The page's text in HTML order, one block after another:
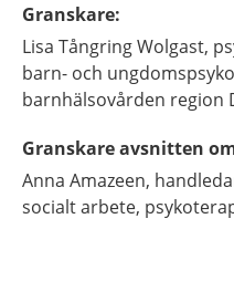
Granskare:
Lisa Tångring Wolgast,
barn- och
barnhälsovården region
Granskare avsnitten
Anna Amazeen,
socialt arbete,